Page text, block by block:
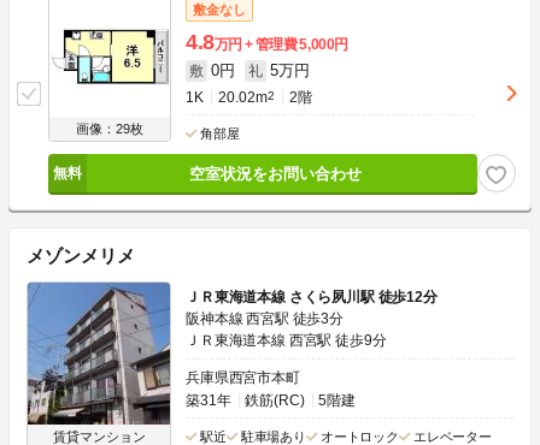
画像：29枚
敷金なし
4.8万円 管理費5,000円
敷 0円 礼 5万円
1K 20.02m2 2階
角部屋
空室状況をお問い合わせ
メゾンメリメ
賃貸マンション
ＪＲ東海道本線 さくら夙川駅 徒歩12分
阪神本線 西宮駅 徒歩3分
ＪＲ東海道本線 西宮駅 徒歩9分
兵庫県西宮市本町
築31年
鉄筋(RC) 5階建
駅近 駐車場あり オートロック エレベーター